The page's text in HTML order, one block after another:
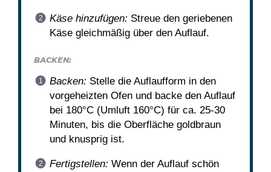
Käse hinzufügen: Streue den geriebenen
Käse gleichmäßig über den Auflauf.
BACKEN:
Backen: Stelle die Auflaufform in den
vorgeheizten Ofen und backe den Auflauf
bei 180°C (Umluft 160°C) für ca. 25-30
Minuten, bis die Oberfläche goldbraun
und knusprig ist.
Fertigstellen: Wenn der Auflauf schön